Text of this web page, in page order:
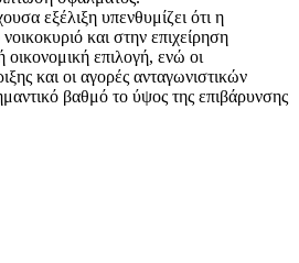
εξέλιξη υπενθυμίζει ότι η
και στην επιχείρηση
οικονομική επιλογή, ενώ οι
και οι αγορές ανταγωνιστικών
βαθμό το ύψος της επιβάρυνσης